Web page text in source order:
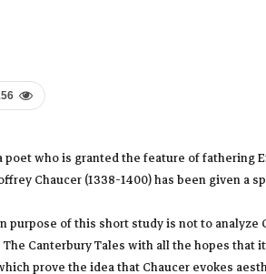
poet who is granted the feature of fathering
Chaucer (1338-1400) has been given
purpose of this short study is not to
The Canterbury Tales with all the hopes
prove the idea that Chaucer evokes